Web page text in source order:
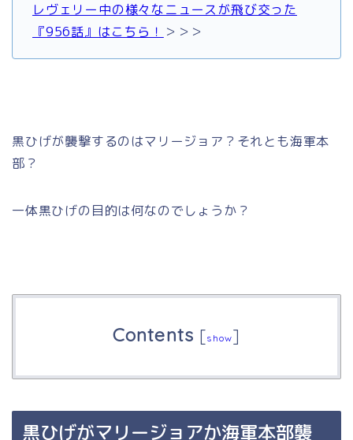
レヴェリー中の様々なニュースが飛び交った
『956話』はこちら！ ＞＞＞
黒ひげが襲撃するのはマリージョア？それとも海軍本
部？
一体黒ひげの目的は何なのでしょうか？
Contents [show]
黒ひげがマリージョアか海軍本部襲